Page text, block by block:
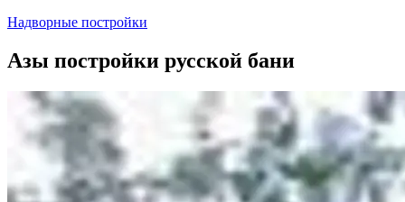
Надворные постройки
Азы постройки русской бани